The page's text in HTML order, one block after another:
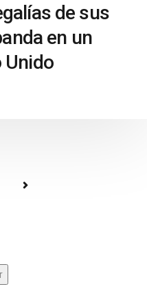
de sus
en un
Unido